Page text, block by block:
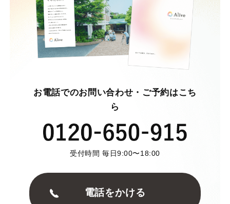
お電話でのお問い合わせ・ご予約はこち
ら
受付時間 毎日9:00〜18:00
電話をかける